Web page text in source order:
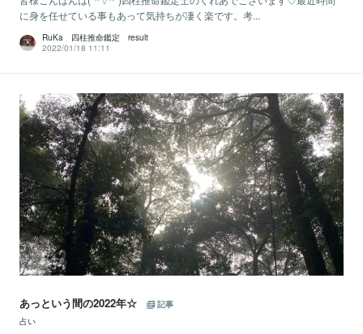
に身を任せている事もあって気持ちが凄く楽です。考...
RuKa 四柱推命鑑定 result
2022/01/18 11:11
あっという間の2022年☆
記事
占い